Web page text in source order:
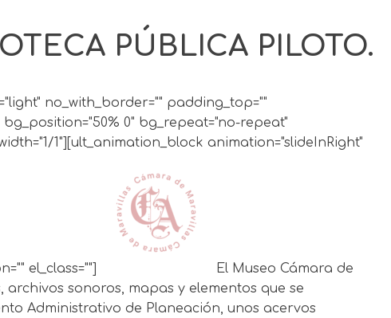
PÚBLICA PILOTO.
no_with_border="" padding_top=""
0" bg_repeat="no-repeat"
1"][ult_animation_block animation="slideInRight"
el_class=""]
El Museo Cámara de
sonoros, mapas y elementos que se
Administrativo de Planeación, unos acervos